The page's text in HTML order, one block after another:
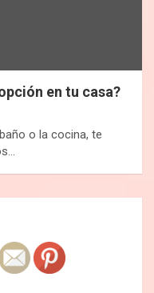
en tu casa?
o la cocina, te